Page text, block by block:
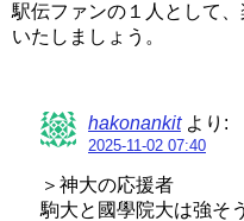
駅伝ファンの１人として
いたしましょう。
hakonankit より:
2025-11-02 07:40
＞神大の応援者
駒大と國學院大は強そ